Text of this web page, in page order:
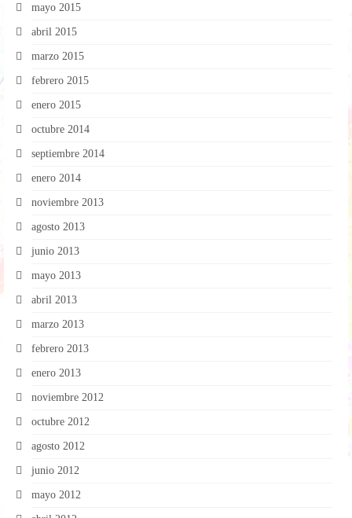
mayo 2015
abril 2015
marzo 2015
febrero 2015
enero 2015
octubre 2014
septiembre 2014
enero 2014
noviembre 2013
agosto 2013
junio 2013
mayo 2013
abril 2013
marzo 2013
febrero 2013
enero 2013
noviembre 2012
octubre 2012
agosto 2012
junio 2012
mayo 2012